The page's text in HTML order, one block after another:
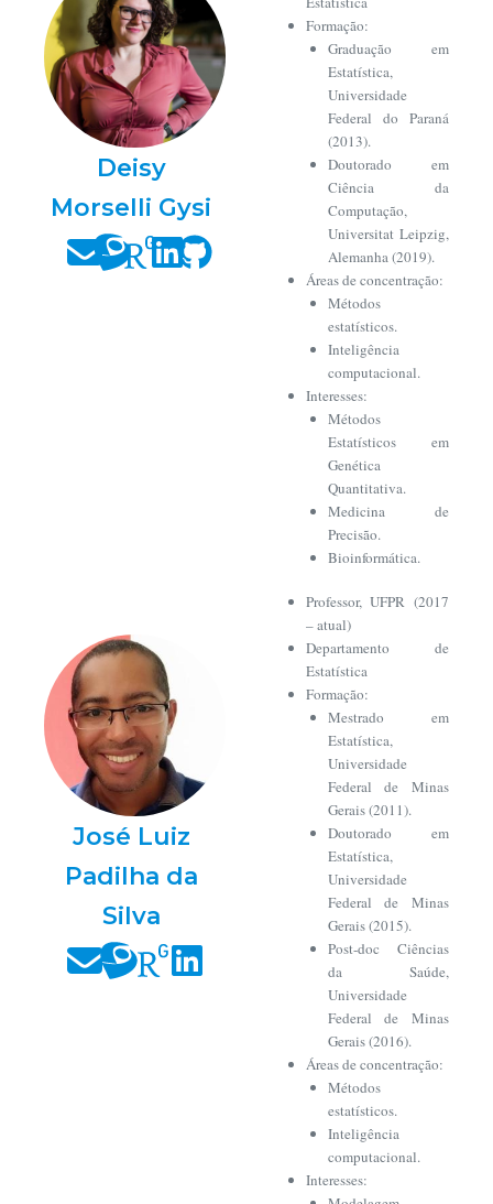
Deisy
Morselli Gysi
Formação:
Graduação em
Estatística,
Universidade
Federal do Paraná
(2013).
Doutorado em
Ciência da
Computação,
Universitat Leipzig,
Alemanha (2019).
Áreas de concentração:
Métodos
estatísticos.
Inteligência
computacional.
Interesses:
Métodos
Estatísticos em
Genética
Quantitativa.
Medicina de
Precisão.
Bioinformática.
José Luiz
Padilha da
Silva
Professor, UFPR (2017
– atual)
Departamento de
Estatística
Formação:
Mestrado em
Estatística,
Universidade
Federal de Minas
Gerais (2011).
Doutorado em
Estatística,
Universidade
Federal de Minas
Gerais (2015).
Post-doc Ciências
da Saúde,
Universidade
Federal de Minas
Gerais (2016).
Áreas de concentração:
Métodos
estatísticos.
Inteligência
computacional.
Interesses: